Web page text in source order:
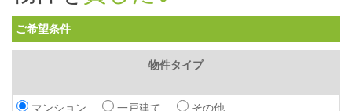
ご希望条件
物件タイプ
マンション 一戸建て その他